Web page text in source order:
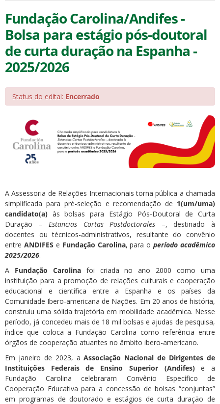
Fundação Carolina/Andifes -
Bolsa para estágio pós-doutoral
de curta duração na Espanha -
2025/2026
Status do edital: Encerrado
A Assessoria de Relações Internacionais torna pública a chamada
simplificada para pré-seleção e recomendação de 1(um/uma)
candidato(a) às bolsas para Estágio Pós-Doutoral de Curta
Duração –Estancias Cortas Postdoctorales –, destinado à
docentes ou técnicos-administrativos, resultante do convênio
entre ANDIFES e Fundação Carolina, para operíodo acadêmico
2025/2026.
A Fundação Carolinafoi criada no ano 2000 como uma
instituição para a promoção de relações culturais e cooperação
educacional e científica entre a Espanha e os países da
Comunidade Ibero-americana de Nações. Em 20 anos de história,
construiu uma sólida trajetória em mobilidade acadêmica. Nesse
período, já concedeu mais de 18 mil bolsas e ajudas de pesquisa,
índice que coloca a Fundação Carolina como referência entre
órgãos de cooperação atuantes no âmbito ibero-americano.
Em janeiro de 2023, a Associação Nacional de Dirigentes de
Instituições Federais de Ensino Superior (Andifes)e a
Fundação Carolina celebraram Convênio Específico de
Cooperação Educativa para a concessão de bolsas “conjuntas”
em programas de doutorado e estágios de curta duração de